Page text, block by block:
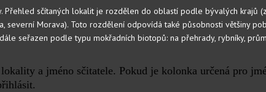
sčítaných lokalit je rozdělen do oblastí podle bývalých krajů
severní Morava). Toto rozdělení odpovídá také působnosti většiny
seřazen podle typu mokřadních biotopů: na přehrady, rybníky,
a jméno sčitatele. Pokud je kolonka určená pro